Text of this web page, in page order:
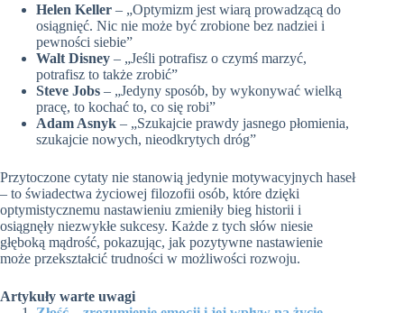
Helen Keller – „Optymizm jest wiarą prowadzącą do
osiągnięć. Nic nie może być zrobione bez nadziei i
pewności siebie”
Walt Disney – „Jeśli potrafisz o czymś marzyć,
potrafisz to także zrobić”
Steve Jobs – „Jedyny sposób, by wykonywać wielką
pracę, to kochać to, co się robi”
Adam Asnyk – „Szukajcie prawdy jasnego płomienia,
szukajcie nowych, nieodkrytych dróg”
Przytoczone cytaty nie stanowią jedynie motywacyjnych haseł
– to świadectwa życiowej filozofii osób, które dzięki
optymistycznemu nastawieniu zmieniły bieg historii i
osiągnęły niezwykłe sukcesy. Każde z tych słów niesie
głęboką mądrość, pokazując, jak pozytywne nastawienie
może przekształcić trudności w możliwości rozwoju.
Artykuły warte uwagi